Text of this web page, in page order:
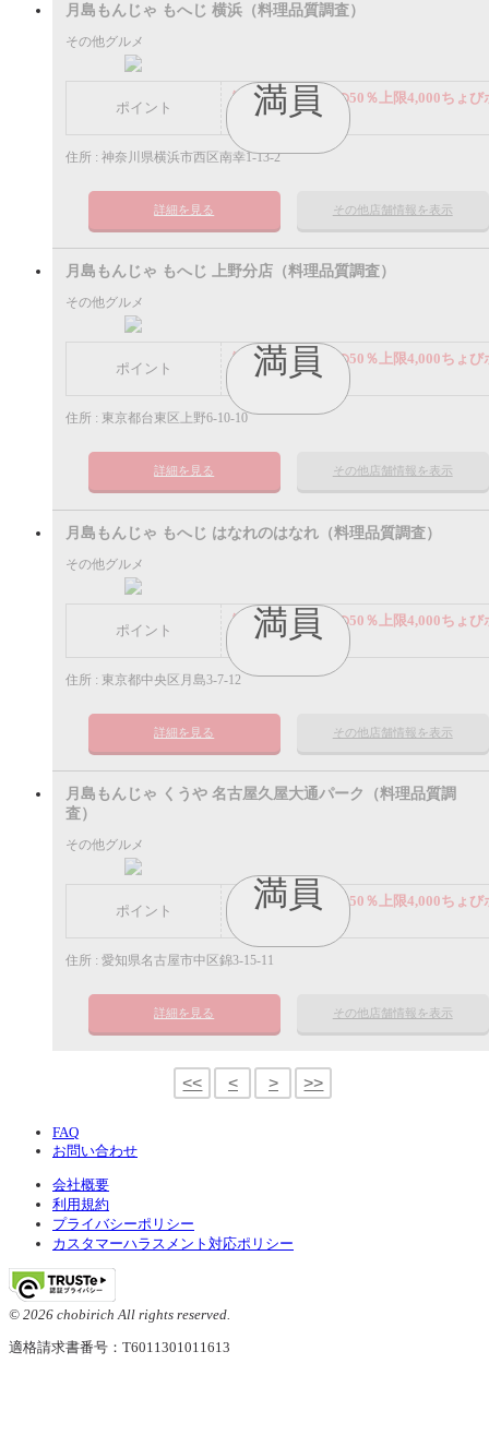
満員
月島もんじゃ もへじ 横浜（料理品質調査）
その他グルメ
ポイント
謝礼： 飲食代金の50％上限4,000ちょび
イント
住所 : 神奈川県横浜市西区南幸1-13-2
詳細を見る その他店舗情報を表示
満員
月島もんじゃ もへじ 上野分店（料理品質調査）
その他グルメ
ポイント
謝礼： 飲食代金の50％上限4,000ちょび
イント
住所 : 東京都台東区上野6-10-10
詳細を見る その他店舗情報を表示
満員
月島もんじゃ もへじ はなれのはなれ（料理品質調査）
その他グルメ
ポイント
謝礼： 飲食代金の50％上限4,000ちょび
イント
住所 : 東京都中央区月島3-7-12
詳細を見る その他店舗情報を表示
満員
月島もんじゃ くうや 名古屋久屋大通パーク（料理品質調
査）
その他グルメ
ポイント
謝礼： 飲食代金の50％上限4,000ちょび
住所 : 愛知県名古屋市中区錦3-15-11
詳細を見る その他店舗情報を表示
<< < > >>
FAQ
お問い合わせ
会社概要
利用規約
プライバシーポリシー
カスタマーハラスメント対応ポリシー
© 2026 chobirich All rights reserved.
適格請求書番号：T6011301011613